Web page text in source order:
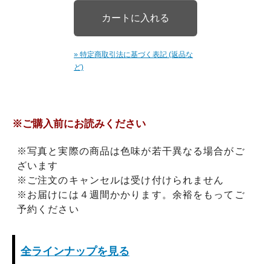
» 特定商取引法に基づく表記 (返品な
ど)
※ご購入前にお読みください
※写真と実際の商品は色味が若干異なる場合がご
ざいます
※ご注文のキャンセルは受け付けられません
※お届けには４週間かかります。余裕をもってご
予約ください
全ラインナップを見る